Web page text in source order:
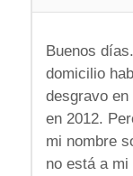
Buenos
domicilio
desgravo
en 2012.
mi nombre
no está a